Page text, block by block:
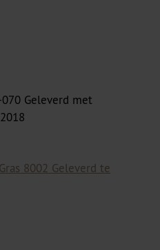
Geleverd met